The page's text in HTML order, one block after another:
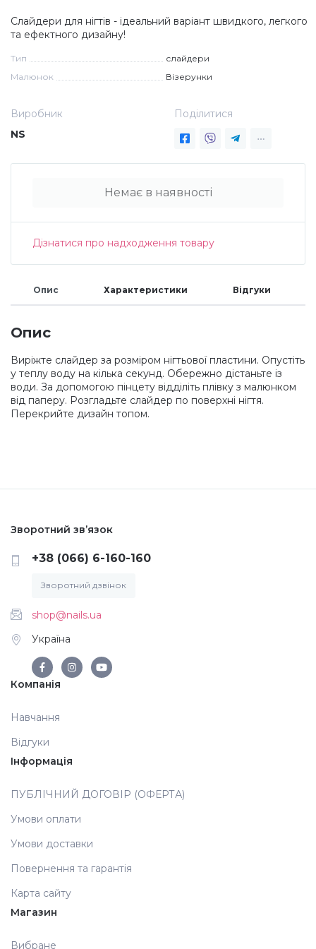
Дезінфекція та стерилізація
Трикутники (каміфубукі)
Наліпки гнучкі лінії
Блискітки (пісок для нігтів)
Блискітки для нігтів
Каміфубукі (конфетті)
Інші прикраси
Фольга для лиття (ефект кракелюра)
Аксесуари
Навчання
Слайдери для нігтів - ідеальний варіант швидкого, легкого
та ефектного дизайну!
Тип
слайдери
Малюнок
Візерунки
Виробник
NS
Поділитися
Немає в наявності
Дізнатися про надходження товару
Опис Характеристики Відгуки
Опис
Виріжте слайдер за розміром нігтьової пластини. Опустіть
у теплу воду на кілька секунд. Обережно дістаньте із
води. За допомогою пінцету відділіть плівку з малюнком
від паперу. Розгладьте слайдер по поверхні нігтя.
Перекрийте дизайн топом.
Зворотний зв’язок
+38 (066) 6-160-160
Зворотний дзвінок
shop@nails.ua
Україна
Компанія
Навчання
Відгуки
Інформація
ПУБЛІЧНИЙ ДОГОВІР (ОФЕРТА)
Умови оплати
Умови доставки
Повернення та гарантія
Карта сайту
Магазин
Вибране